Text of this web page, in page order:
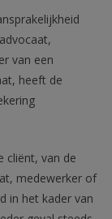
van een
heeft de
cliënt, van de
medewerker of
in het kader van